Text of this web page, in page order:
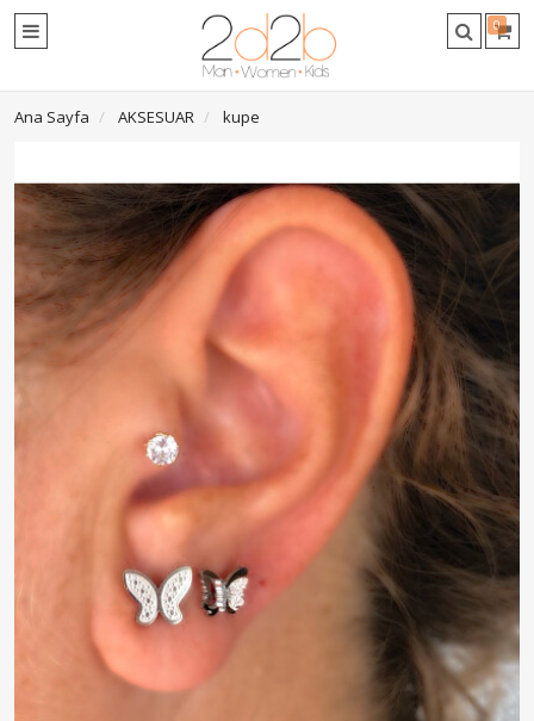
0
Ana Sayfa AKSESUAR kupe